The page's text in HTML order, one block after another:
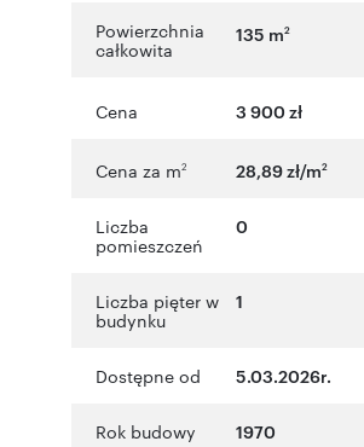
Powierzchnia
całkowita
135 m2
Cena 3 900 zł
Cena za m2 28,89 zł/m2
Liczba
pomieszczeń
0
Liczba pięter w
budynku
1
Dostępne od 5.03.2026r.
Rok budowy 1970